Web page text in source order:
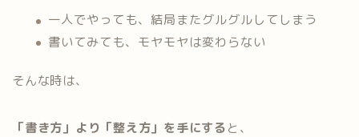
一人でやっても、結局またグルグルしてしまう
書いてみても、モヤモヤは変わらない
そんな時は、
「書き方」より「整え方」を手にすると、